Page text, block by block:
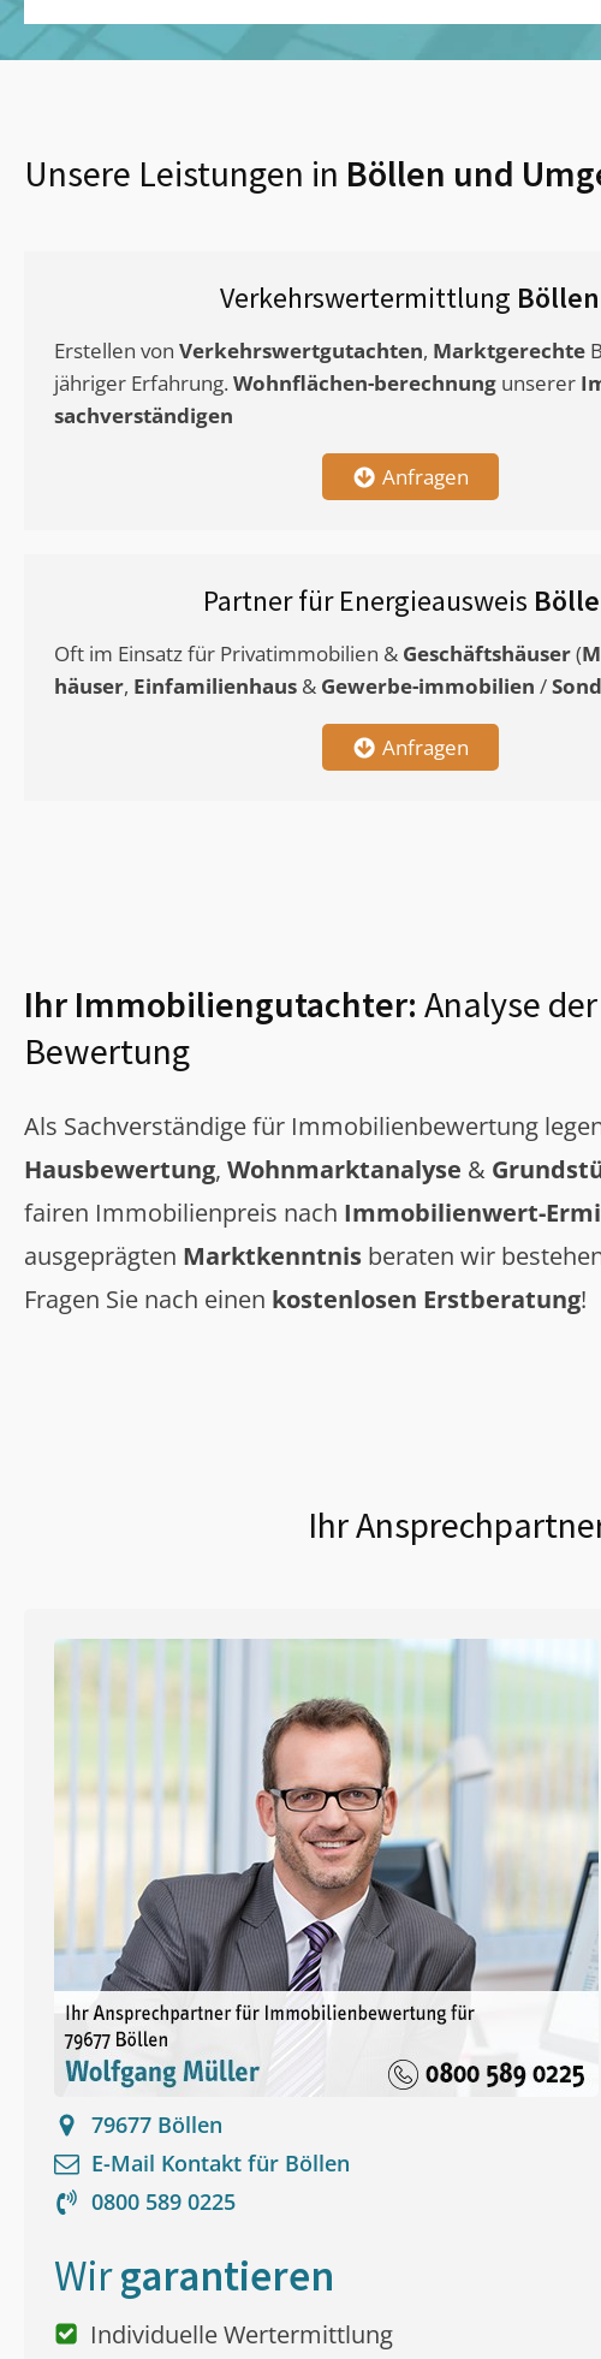
Unsere Leistungen in Böllen und
Verkehrswertermittlung Böllen
Erstellen von Verkehrswertgutachten, Marktgerechte
jähriger Erfahrung. Wohnflächen-berechnung unserer
sachverständigen
Anfragen
Partner für Energieausweis
Oft im Einsatz für Privatimmobilien & Geschäftshäuser(
häuser, Einfamilienhaus & Gewerbe-immobilien /
Anfragen
Ihr Immobiliengutachter: Analyse
Bewertung
Als Sachverständige für Immobilienbewertung
Hausbewertung, Wohnmarktanalyse &
fairen Immobilienpreis nach Immobilienwert-
ausgeprägten Marktkenntnis beraten wir
Fragen Sie nach einen kostenlosen Erstberatung!
Ihr
79677 Böllen
E-Mail Kontakt für Böllen
0800 589 0225
Wirgarantieren
Individuelle Wertermittlung